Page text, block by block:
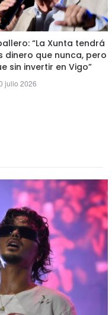
“La Xunta tendrá
dinero que nunca, pero
sin invertir en Vigo”
julio 2026